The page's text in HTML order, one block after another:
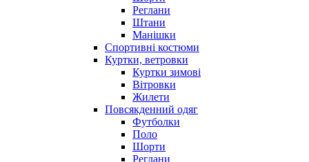
Реглани
Штани
Манішки
Спортивні костюми
Куртки, ветровки
Куртки зимові
Вітровки
Жилети
Повсякденний одяг
Футболки
Поло
Шорти
Реглани